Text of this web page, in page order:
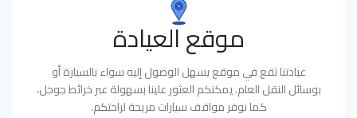
موقع العيادة
عيادتنا تقع في موقع يسهل الوصول إليه سواء بالسيارة أو
بوسائل النقل العام. يمكنكم العثور علينا بسهولة عبر خرائط جوجل،
كما نوفر مواقف سيارات مريحة لراحتكم.